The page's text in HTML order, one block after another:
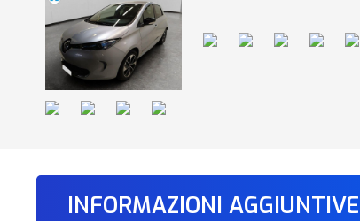
INFORMAZIONI AGGIUNTIVE